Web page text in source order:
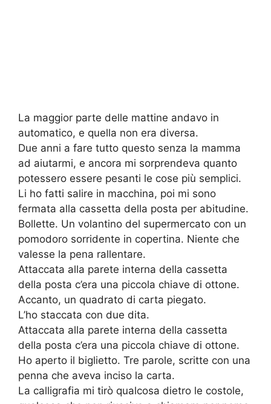
La maggior parte delle mattine andavo in
automatico, e quella non era diversa.
Due anni a fare tutto questo senza la mamma
ad aiutarmi, e ancora mi sorprendeva quanto
potessero essere pesanti le cose più semplici.
Li ho fatti salire in macchina, poi mi sono
fermata alla cassetta della posta per abitudine.
Bollette. Un volantino del supermercato con un
pomodoro sorridente in copertina. Niente che
valesse la pena rallentare.
Attaccata alla parete interna della cassetta
della posta c’era una piccola chiave di ottone.
Accanto, un quadrato di carta piegato.
L’ho staccata con due dita.
Attaccata alla parete interna della cassetta
della posta c’era una piccola chiave di ottone.
Ho aperto il biglietto. Tre parole, scritte con una
penna che aveva inciso la carta.
La calligrafia mi tirò qualcosa dietro le costole,